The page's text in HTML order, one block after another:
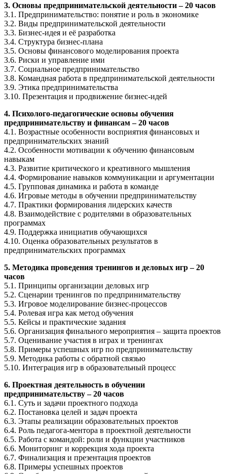
3. Основы предпринимательской деятельности – 20 часов
3.1. Предпринимательство: понятие и роль в экономике
3.2. Виды предпринимательской деятельности
3.3. Бизнес-идея и её разработка
3.4. Структура бизнес-плана
3.5. Основы финансового моделирования проекта
3.6. Риски и управление ими
3.7. Социальное предпринимательство
3.8. Командная работа в предпринимательской деятельности
3.9. Этика предпринимательства
3.10. Презентация и продвижение бизнес-идей
4. Психолого-педагогические основы обучения
предпринимательству и финансам – 20 часов
4.1. Возрастные особенности восприятия финансовых и
предпринимательских знаний
4.2. Особенности мотивации к обучению финансовым
навыкам
4.3. Развитие критического и креативного мышления
4.4. Формирование навыков коммуникации и аргументации
4.5. Групповая динамика и работа в команде
4.6. Игровые методы в обучении предпринимательству
4.7. Практики формирования лидерских качеств
4.8. Взаимодействие с родителями в образовательных
программах
4.9. Поддержка инициатив обучающихся
4.10. Оценка образовательных результатов в
предпринимательских программах
5. Методика проведения тренингов и деловых игр – 20
часов
5.1. Принципы организации деловых игр
5.2. Сценарии тренингов по предпринимательству
5.3. Игровое моделирование бизнес-процессов
5.4. Ролевая игра как метод обучения
5.5. Кейсы и практические задания
5.6. Организация финального мероприятия – защита проектов
5.7. Оценивание участия в играх и тренингах
5.8. Примеры успешных игр по предпринимательству
5.9. Методика работы с обратной связью
5.10. Интеграция игр в образовательный процесс
6. Проектная деятельность в обучении
предпринимательству – 20 часов
6.1. Суть и задачи проектного подхода
6.2. Постановка целей и задач проекта
6.3. Этапы реализации образовательных проектов
6.4. Роль педагога-ментора в проектной деятельности
6.5. Работа с командой: роли и функции участников
6.6. Мониторинг и коррекция хода проекта
6.7. Финализация и презентация проектов
6.8. Примеры успешных проектов